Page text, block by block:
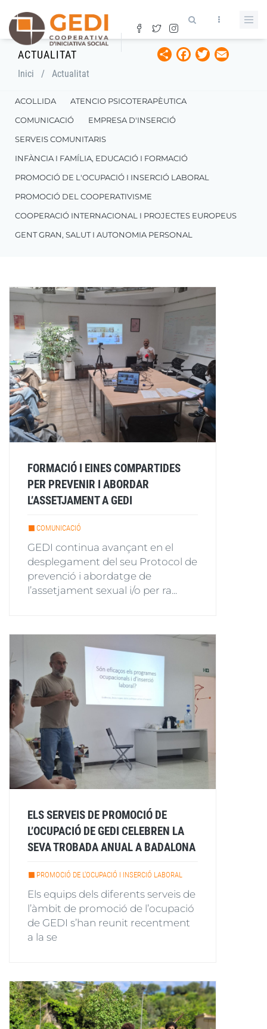
contingut
ACTUALITAT ShareFacebook
Twitter
Fil
Inici / Actualitat
ACOLLIDA
ATENCIO PSICOTERAPÈUTICA
COMUNICACIÓ
EMPRESA D'INSERCIÓ
SERVEIS COMUNITARIS
INFÀNCIA I FAMÍLIA, EDUCACIÓ I FORMACIÓ
PROMOCIÓ DE L'OCUPACIÓ I INSERCIÓ LABORAL
PROMOCIÓ DEL COOPERATIVISME
COOPERACIÓ INTERNACIONAL I PROJECTES EUROPEUS
GENT GRAN, SALUT I AUTONOMIA PERSONAL
FORMACIÓ I EINES COMPARTIDES
PER PREVENIR I ABORDAR
L’ASSETJAMENT A GEDI
COMUNICACIÓ
GEDI continua avançant en el
desplegament del seu Protocol de
prevenció i abordatge de
l’assetjament sexual i/o per ra...
ELS SERVEIS DE PROMOCIÓ DE
L’OCUPACIÓ DE GEDI CELEBREN LA
SEVA TROBADA ANUAL A BADALONA
PROMOCIÓ DE L'OCUPACIÓ I INSERCIÓ LABORAL
Els equips dels diferents serveis de
l’àmbit de promoció de l’ocupació
de GEDI s’han reunit recentment
a la se